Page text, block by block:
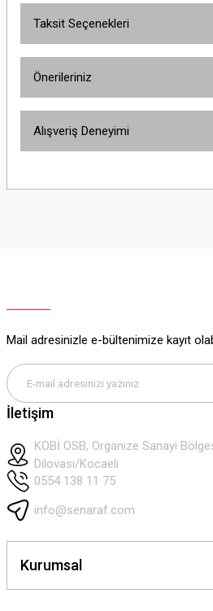
Taksit Seçenekleri
Önerileriniz
yetersiz gördüğünüz noktaları öneri
Gönder
Alışveriş Deneyimi
Mail adresinizle e-bültenimize kayıt
İletişim
KOBİ OSB, Organize Sanayi
Dilovası/Kocaeli
0554 138 11 75
info@senaraf.com
Kurumsal